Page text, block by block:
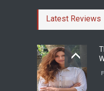
Latest Reviews